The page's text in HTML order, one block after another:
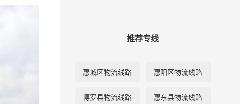
推荐专线
惠城区物流线路 惠阳区物流线路
博罗县物流线路 惠东县物流线路